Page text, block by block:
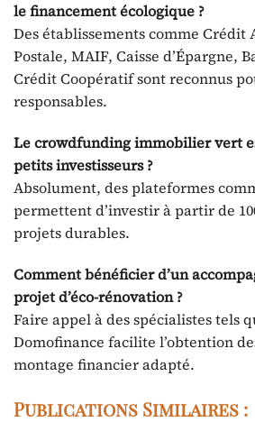
le financement écologique ?
Des établissements comme Crédit
Postale, MAIF, Caisse d’Épargne,
Crédit Coopératif sont reconnus
responsables.
Le crowdfunding immobilier vert
petits investisseurs ?
Absolument, des plateformes
permettent d’investir à partir de
projets durables.
Comment bénéficier d’un
projet d’éco-rénovation ?
Faire appel à des spécialistes tels
Domofinance facilite l’obtention
montage financier adapté.
Publications Similaires :